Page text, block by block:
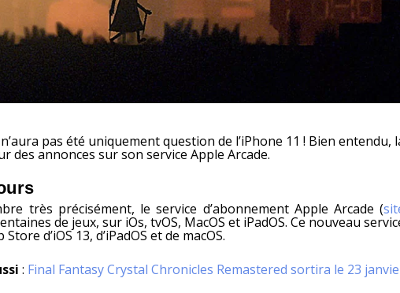
pas été uniquement question de l’iPhone 11 ! Bien entendu,
des annonces sur son service Apple Arcade.
très précisément, le service d’abonnement Apple Arcade (
de jeux, sur iOs, tvOS, MacOS et iPadOS. Ce nouveau
d’iOS 13, d’iPadOS et de macOS.
: Final Fantasy Crystal Chronicles Remastered sortira le 23